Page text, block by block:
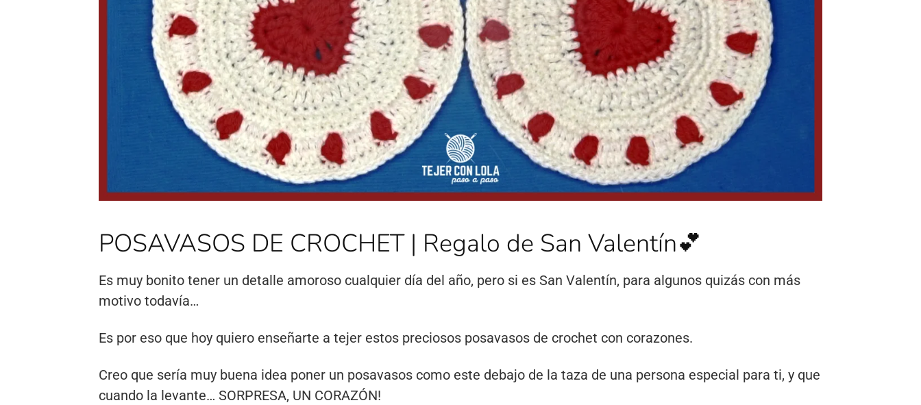
POSAVASOS DE CROCHET | Regalo de San Valentín💕
Es muy bonito tener un detalle amoroso cualquier día del año, pero si es San Valentín, para algunos quizás con más
motivo todavía…
Es por eso que hoy quiero enseñarte a tejer estos preciosos posavasos de crochet con corazones.
Creo que sería muy buena idea poner un posavasos como este debajo de la taza de una persona especial para ti, y que
cuando la levante… SORPRESA, UN CORAZÓN!